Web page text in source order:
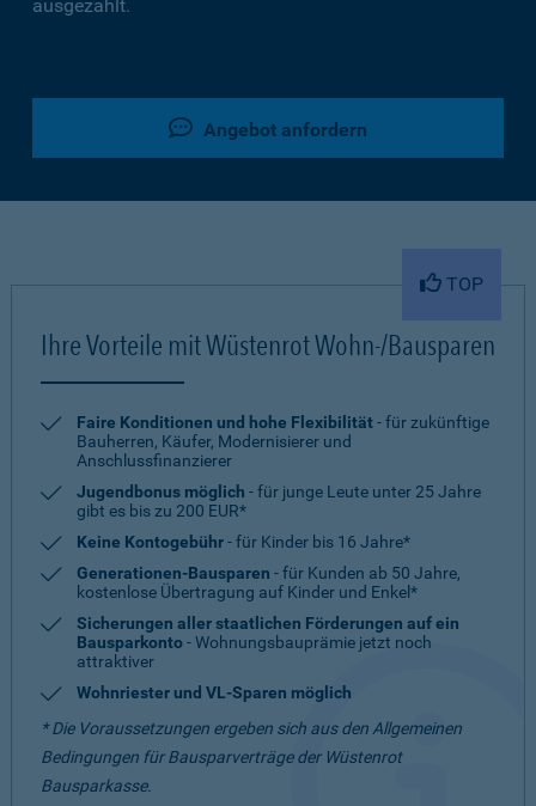
ausgezahlt.
Angebot anfordern
TOP
Ihre Vorteile mit Wüstenrot Wohn-/Bausparen
Faire Konditionen und hohe Flexibilität- für zukünftige
Bauherren, Käufer, Modernisierer und
Anschlussfinanzierer
Jugendbonus möglich - für junge Leute unter 25 Jahre
gibt es bis zu 200 EUR*
Keine Kontogebühr- für Kinder bis 16 Jahre*
Generationen-Bausparen - für Kunden ab 50 Jahre,
kostenlose Übertragung auf Kinder und Enkel*
Sicherungen aller staatlichen Förderungen auf ein
Bausparkonto- Wohnungsbauprämie jetzt noch
attraktiver
Wohnriester und VL-Sparen möglich
* Die Voraussetzungen ergeben sich aus den Allgemeinen
Bedingungen für Bausparverträge der Wüstenrot
Bausparkasse.